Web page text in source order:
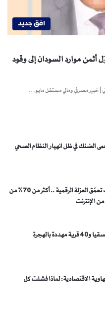
افق جديد
موارد السودان إلى وقود
| خبير مصرفي ومالي مستقل مايو…
الضنك في ظل انهيار النظام الصحي
تقرير حديث: الحرب تعمّق العزلة الرقمية .. أكثر من 70% من
الإنترنت
بالهجرة
الاقتصادية: لماذا فشلت كل